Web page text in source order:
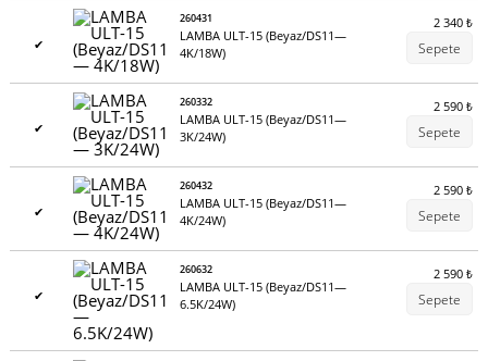
✔
260431
LAMBA ULT-15 (Beyaz/DS11—
4K/18W)
2 340₺
Sepete
✔
260332
LAMBA ULT-15 (Beyaz/DS11—
3K/24W)
2 590₺
Sepete
✔
260432
LAMBA ULT-15 (Beyaz/DS11—
4K/24W)
2 590₺
Sepete
✔
260632
LAMBA ULT-15 (Beyaz/DS11—
6.5K/24W)
2 590₺
Sepete